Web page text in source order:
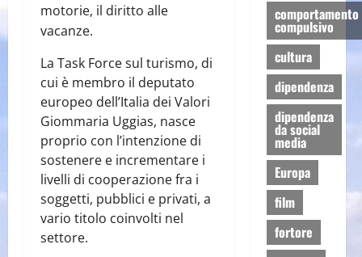
motorie, il diritto alle
vacanze.
La Task Force sul turismo, di
cui è membro il deputato
europeo dell’Italia dei Valori
Giommaria Uggias, nasce
proprio con l’intenzione di
sostenere e incrementare i
livelli di cooperazione fra i
soggetti, pubblici e privati, a
vario titolo coinvolti nel
settore.
comportamento
compulsivo
cultura
dipendenza
dipendenza
da social
media
Europa
film
fortore